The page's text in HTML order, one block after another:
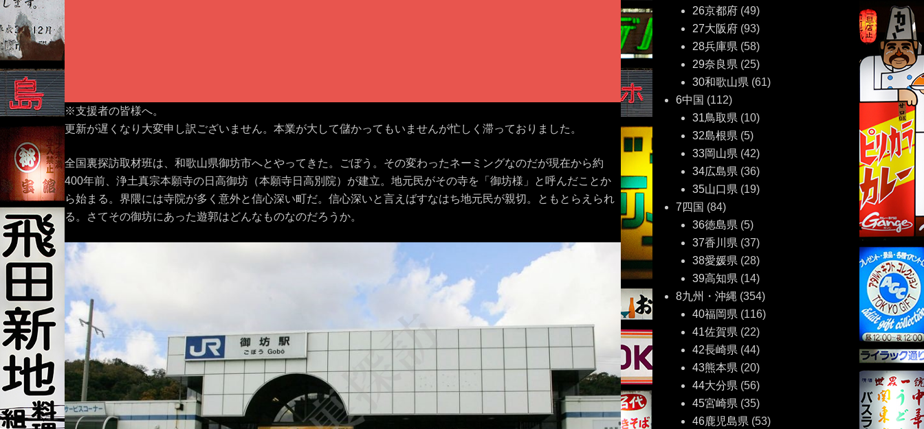
※支援者の皆様へ。
更新が遅くなり大変申し訳ございません。本業が大して儲かってもいませんが忙しく滞っておりました。
全国裏探訪取材班は、和歌山県御坊市へとやってきた。ごぼう。その変わったネーミングなのだが現在から約
400年前、浄土真宗本願寺の日高御坊（本願寺日高別院）が建立。地元民がその寺を「御坊様」と呼んだことか
ら始まる。界隈には寺院が多く意外と信心深い町だ。信心深いと言えばすなはち地元民が親切。ともとらえられ
る。さてその御坊にあった遊郭はどんなものなのだろうか。
26京都府 (49)
27大阪府 (93)
28兵庫県 (58)
29奈良県 (25)
30和歌山県 (61)
6中国 (112)
31鳥取県 (10)
32島根県 (5)
33岡山県 (42)
34広島県 (36)
35山口県 (19)
7四国 (84)
36徳島県 (5)
37香川県 (37)
38愛媛県 (28)
39高知県 (14)
8九州・沖縄 (354)
40福岡県 (116)
41佐賀県 (22)
42長崎県 (44)
43熊本県 (20)
44大分県 (56)
45宮崎県 (35)
46鹿児島県 (53)